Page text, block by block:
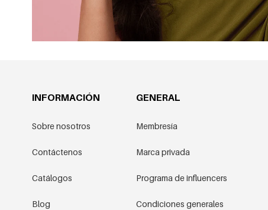
INFORMACIÓN
Sobre nosotros
Contáctenos
Catálogos
Blog
GENERAL
Membresía
Marca privada
Programa de influencers
Condiciones generales